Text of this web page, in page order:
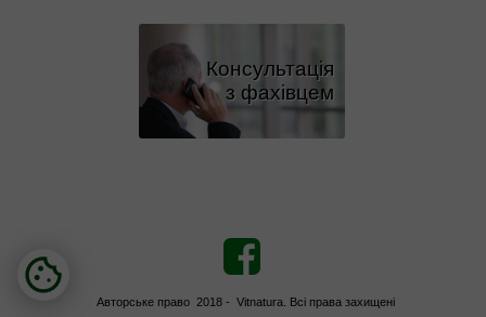
Консультація
з фахівцем
Авторське право 2018 - Vitnatura. Всі права захищені